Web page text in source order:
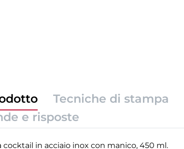
Tecniche di stampa
e risposte
cocktail in acciaio inox con manico, 450 ml.